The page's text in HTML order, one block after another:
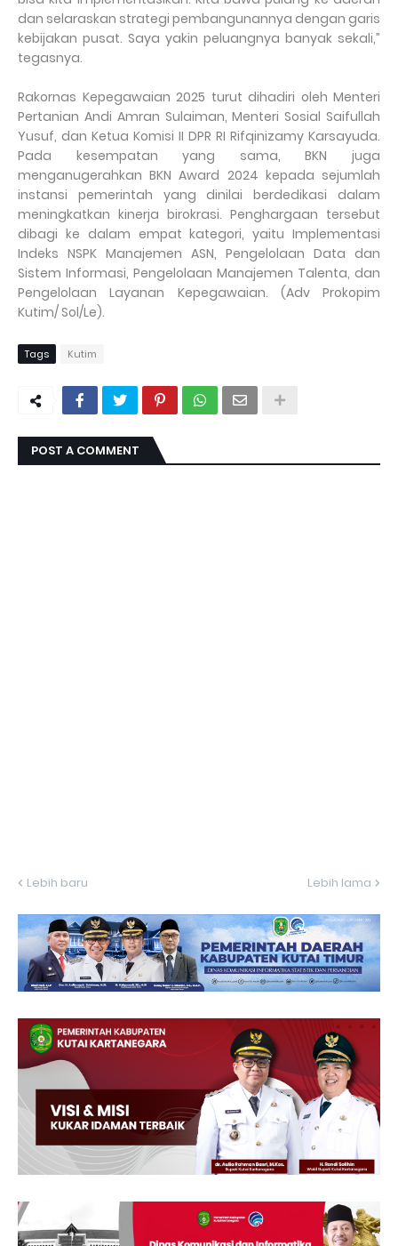
dan selaraskan strategi pembangunannya dengan garis
kebijakan pusat. Saya yakin peluangnya banyak sekali,”
tegasnya.
Rakornas Kepegawaian 2025 turut dihadiri oleh Menteri
Pertanian Andi Amran Sulaiman, Menteri Sosial Saifullah
Yusuf, dan Ketua Komisi II DPR RI Rifqinizamy Karsayuda.
Pada kesempatan yang sama, BKN juga
menganugerahkan BKN Award 2024 kepada sejumlah
instansi pemerintah yang dinilai berdedikasi dalam
meningkatkan kinerja birokrasi. Penghargaan tersebut
dibagi ke dalam empat kategori, yaitu Implementasi
Indeks NSPK Manajemen ASN, Pengelolaan Data dan
Sistem Informasi, Pengelolaan Manajemen Talenta, dan
Pengelolaan Layanan Kepegawaian. (Adv Prokopim
Kutim/ Sol/Le).
Tags Kutim
POST A COMMENT
Lebih baru Lebih lama